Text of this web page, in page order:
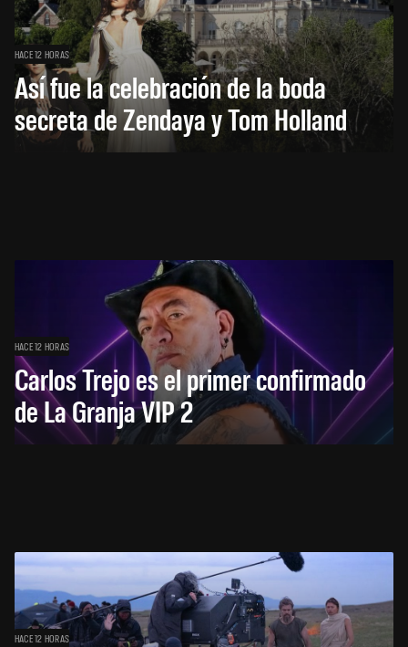
HACE 12 HORAS
Así fue la celebración de la boda
secreta de Zendaya y Tom Holland
HACE 12 HORAS
Carlos Trejo es el primer confirmado
de La Granja VIP 2
HACE 12 HORAS